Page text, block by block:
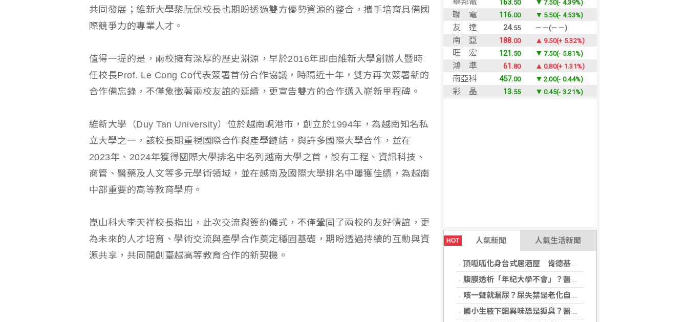
HOT 人氣新聞 人氣生活新聞
頂呱呱化身台式居酒屋 肯德基聯名EVA攻漫迷
腹膜透析「年紀大學不會」？醫：年齡並非限制 評估還要看3面向
咳一聲就漏尿？尿失禁是老化自然現象？醫揭：不同尿失禁的治療方式
國小生腋下飄異味恐是狐臭？醫：若伴青春期徵象應評估性早熟
共同發展；維新大學黎阮保校長也期盼透過雙方優勢資源的整合，攜手培育具備國
際競爭力的專業人才。
值得一提的是，兩校擁有深厚的歷史淵源，早於2016年即由維新大學創辦人暨時
任校長Prof. Le Cong Co代表簽署首份合作協議，時隔近十年，雙方再次簽署新的
合作備忘錄，不僅象徵著兩校友誼的延續，更宣告雙方的合作邁入嶄新里程碑。
維新大學（Duy Tan University）位於越南峴港市，創立於1994年，為越南知名私
立大學之一，該校長期重視國際合作與產學鏈結，與許多國際大學合作，並在
2023年、2024年獲得國際大學排名中名列越南大學之首，設有工程、資訊科技、
商管、醫藥及人文等多元學術領域，並在越南及國際大學排名中屢獲佳績，為越南
中部重要的高等教育學府。
崑山科大李天祥校長指出，此次交流與簽約儀式，不僅鞏固了兩校的友好情誼，更
為未來的人才培育、學術交流與產學合作奠定穩固基礎，期盼透過持續的互動與資
源共享，共同開創臺越高等教育合作的新契機。